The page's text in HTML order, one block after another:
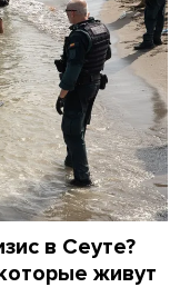
в Сеуте?
живут